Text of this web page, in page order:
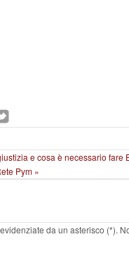
e cosa è necessario fare
Pym »
da un asterisco (*).